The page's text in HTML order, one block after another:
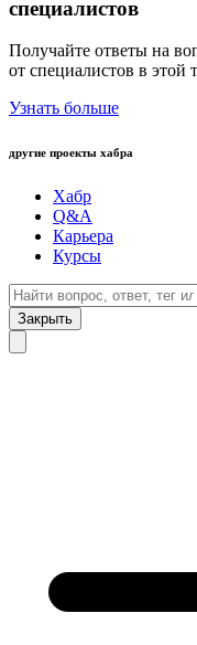
специалистов
Получайте ответы на
от специалистов в этой
Узнать больше
другие проекты хабра
Хабр
Q&A
Карьера
Курсы
Закрыть